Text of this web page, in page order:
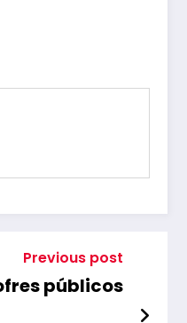
Previous post
públicos